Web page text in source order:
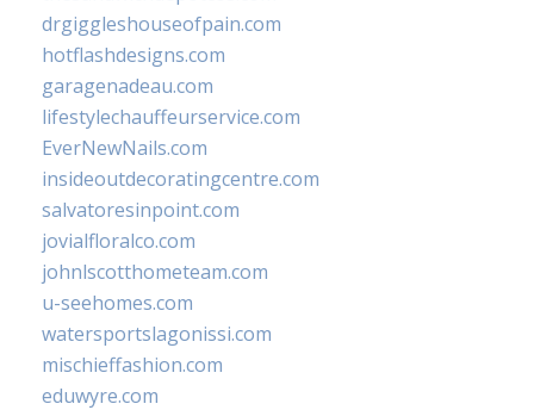
drgiggleshouseofpain.com
hotflashdesigns.com
garagenadeau.com
lifestylechauffeurservice.com
EverNewNails.com
insideoutdecoratingcentre.com
salvatoresinpoint.com
jovialfloralco.com
johnlscotthometeam.com
u-seehomes.com
watersportslagonissi.com
mischieffashion.com
eduwyre.com